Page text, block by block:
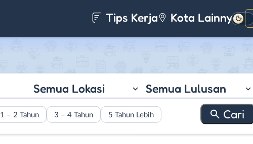
Tips Kerja Kota LainnyaGelap
Semua Lokasi Semua Lulusan
1 – 2 Tahun 3 – 4 Tahun 5 Tahun Lebih